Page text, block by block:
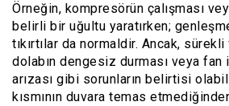
Örneğin, kompresörün çalışması
belirli bir uğultu yaratırken;
tıkırtılar da normaldir. Ancak,
dolabın dengesiz durması veya
arızası gibi sorunların belirtisi
kısmının duvara temas